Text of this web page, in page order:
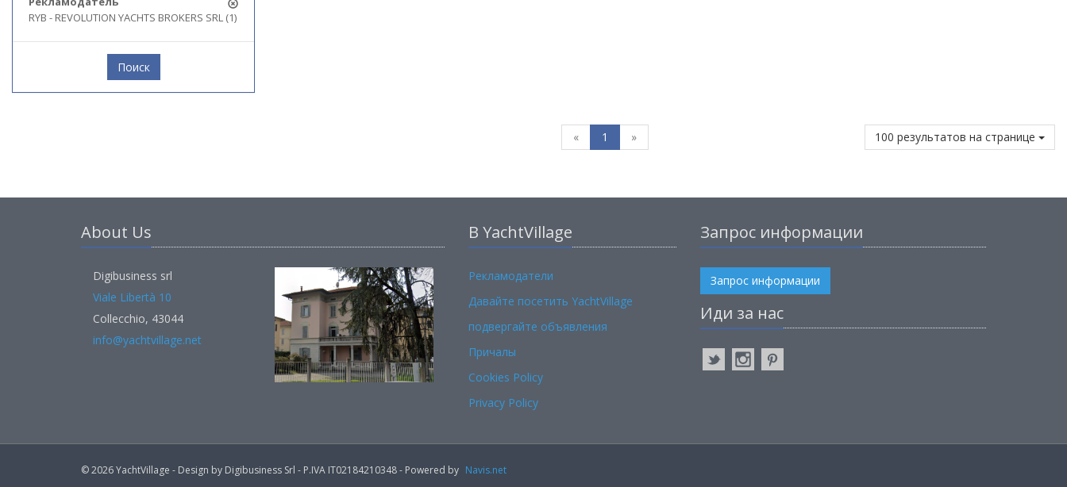
RYB - REVOLUTION YACHTS BROKERS SRL (1)
Поиск
« 1 » 100 результатов на странице
About Us
Digibusiness srl
Viale Libertà 10
Collecchio, 43044
info@yachtvillage.net
В YachtVillage
Рекламодатели
Давайте посетить YachtVillage
подвергайте объявления
Причалы
Cookies Policy
Privacy Policy
Запрос информации
Запрос информации
Иди за нас
© 2026 YachtVillage - Design by Digibusiness Srl - P.IVA IT02184210348 - Powered by Navis.net